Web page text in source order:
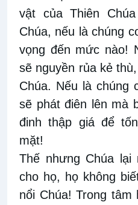
vật của Thiên
Chúa, nếu là chúng
vọng đến mức nào!
sẽ nguyền rủa kẻ
Chúa. Nếu là chúng
sẽ phát điên lên mà
đinh thập giá để
mặt!
Thế nhưng Chúa lại
cho họ, họ không
nổi Chúa! Trong